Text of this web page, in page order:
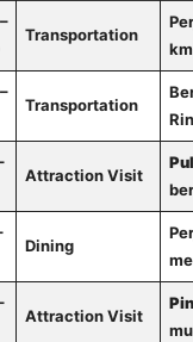
Transportation
Transportation
Attraction Visit
Dining
Attraction Visit